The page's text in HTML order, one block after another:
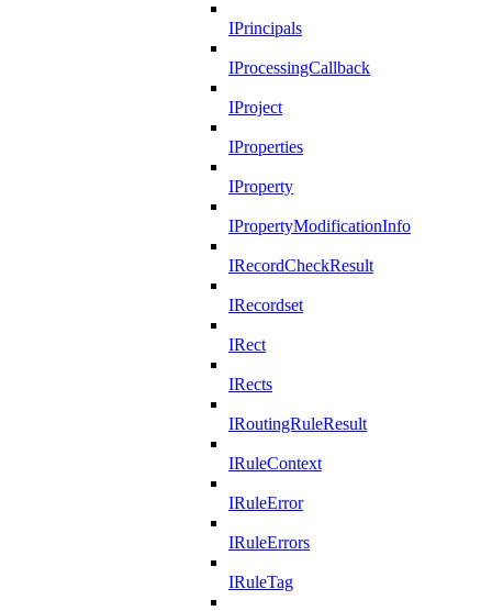
IPrincipals
IProcessingCallback
IProject
IProperties
IProperty
IPropertyModificationInfo
IRecordCheckResult
IRecordset
IRect
IRects
IRoutingRuleResult
IRuleContext
IRuleError
IRuleErrors
IRuleTag